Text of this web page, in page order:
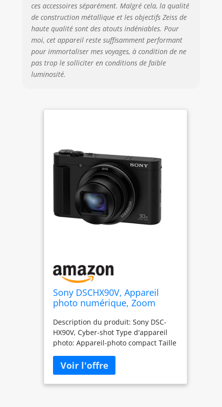
ces accessoires séparément. Malgré cela, la qualité
de construction métallique et les objectifs Zeiss de
haute qualité sont des atouts indéniables. Pour
moi, cet appareil reste suffisamment performant
pour immortaliser mes voyages, à condition de ne
pas trop le solliciter en conditions de faible
luminosité.
Sony DSCHX90V, Appareil
photo numérique, Zoom
Selfie, Viseur
Description du produit: Sony DSC-
HX90V, Cyber-shot Type d'appareil
photo: Appareil-photo compact Taille
haute résolution (vidéo): env. 60x
Zoom numérique: 120x.Zoom
optique: 30x Longueur focale: 4,1 -